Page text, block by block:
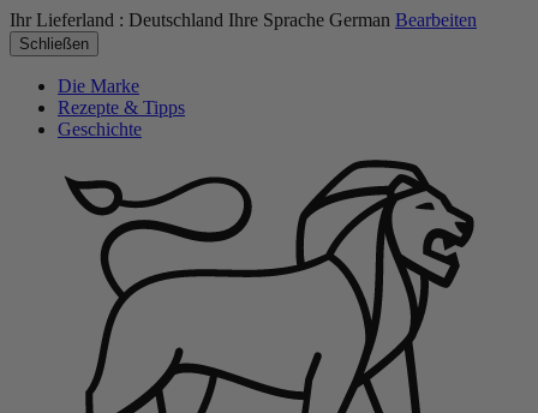
Ihr Lieferland : Deutschland Ihre Sprache German Bearbeiten
Schließen
Die Marke
Rezepte & Tipps
Geschichte